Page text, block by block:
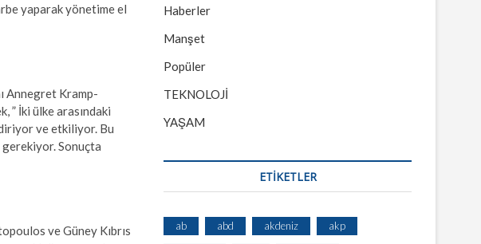
yaparak yönetime el
Annegret Kramp-
” İki ülke arasındaki
ve etkiliyor. Bu
Sonuçta
ve Güney Kıbrıs
Haberler
Manşet
Popüler
TEKNOLOJİ
YAŞAM
ETİKETLER
ab abd akdeniz akp